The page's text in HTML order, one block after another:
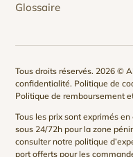
Glossaire
Tous droits réservés. 2026 ©
confidentialité. Politique de
Politique de remboursement
Tous les prix sont exprimés
sous 24/72h pour la zone
consulter notrepolitique
port offerts pour les